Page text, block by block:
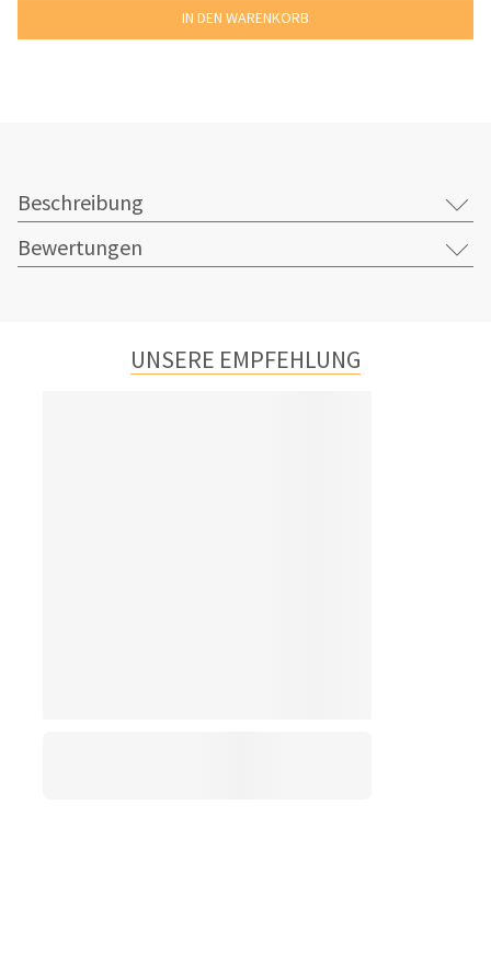
Beschreibung
Bewertungen
UNSERE EMPFEHLUNG